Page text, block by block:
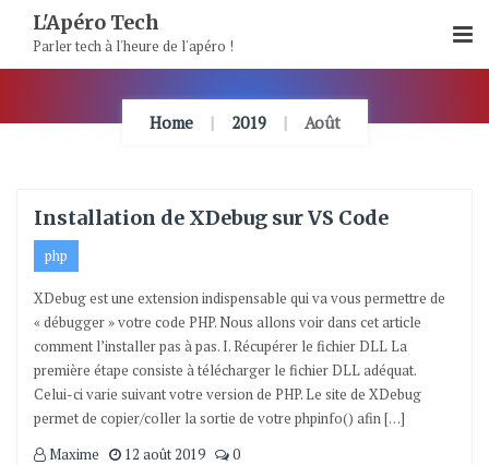
Content
L'Apéro Tech
Parler tech à l'heure de l'apéro !
Home 2019 Août
Installation de XDebug sur VS Code
php
XDebug est une extension indispensable qui va vous permettre de
« débugger » votre code PHP. Nous allons voir dans cet article
comment l’installer pas à pas. I. Récupérer le fichier DLL La
première étape consiste à télécharger le fichier DLL adéquat.
Celui-ci varie suivant votre version de PHP. Le site de XDebug
permet de copier/coller la sortie de votre phpinfo() afin […]
Maxime
12 août 2019 0